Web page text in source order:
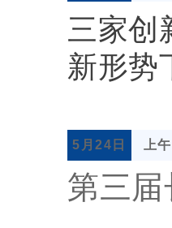
三家创
新形势
5月24日 上
第三